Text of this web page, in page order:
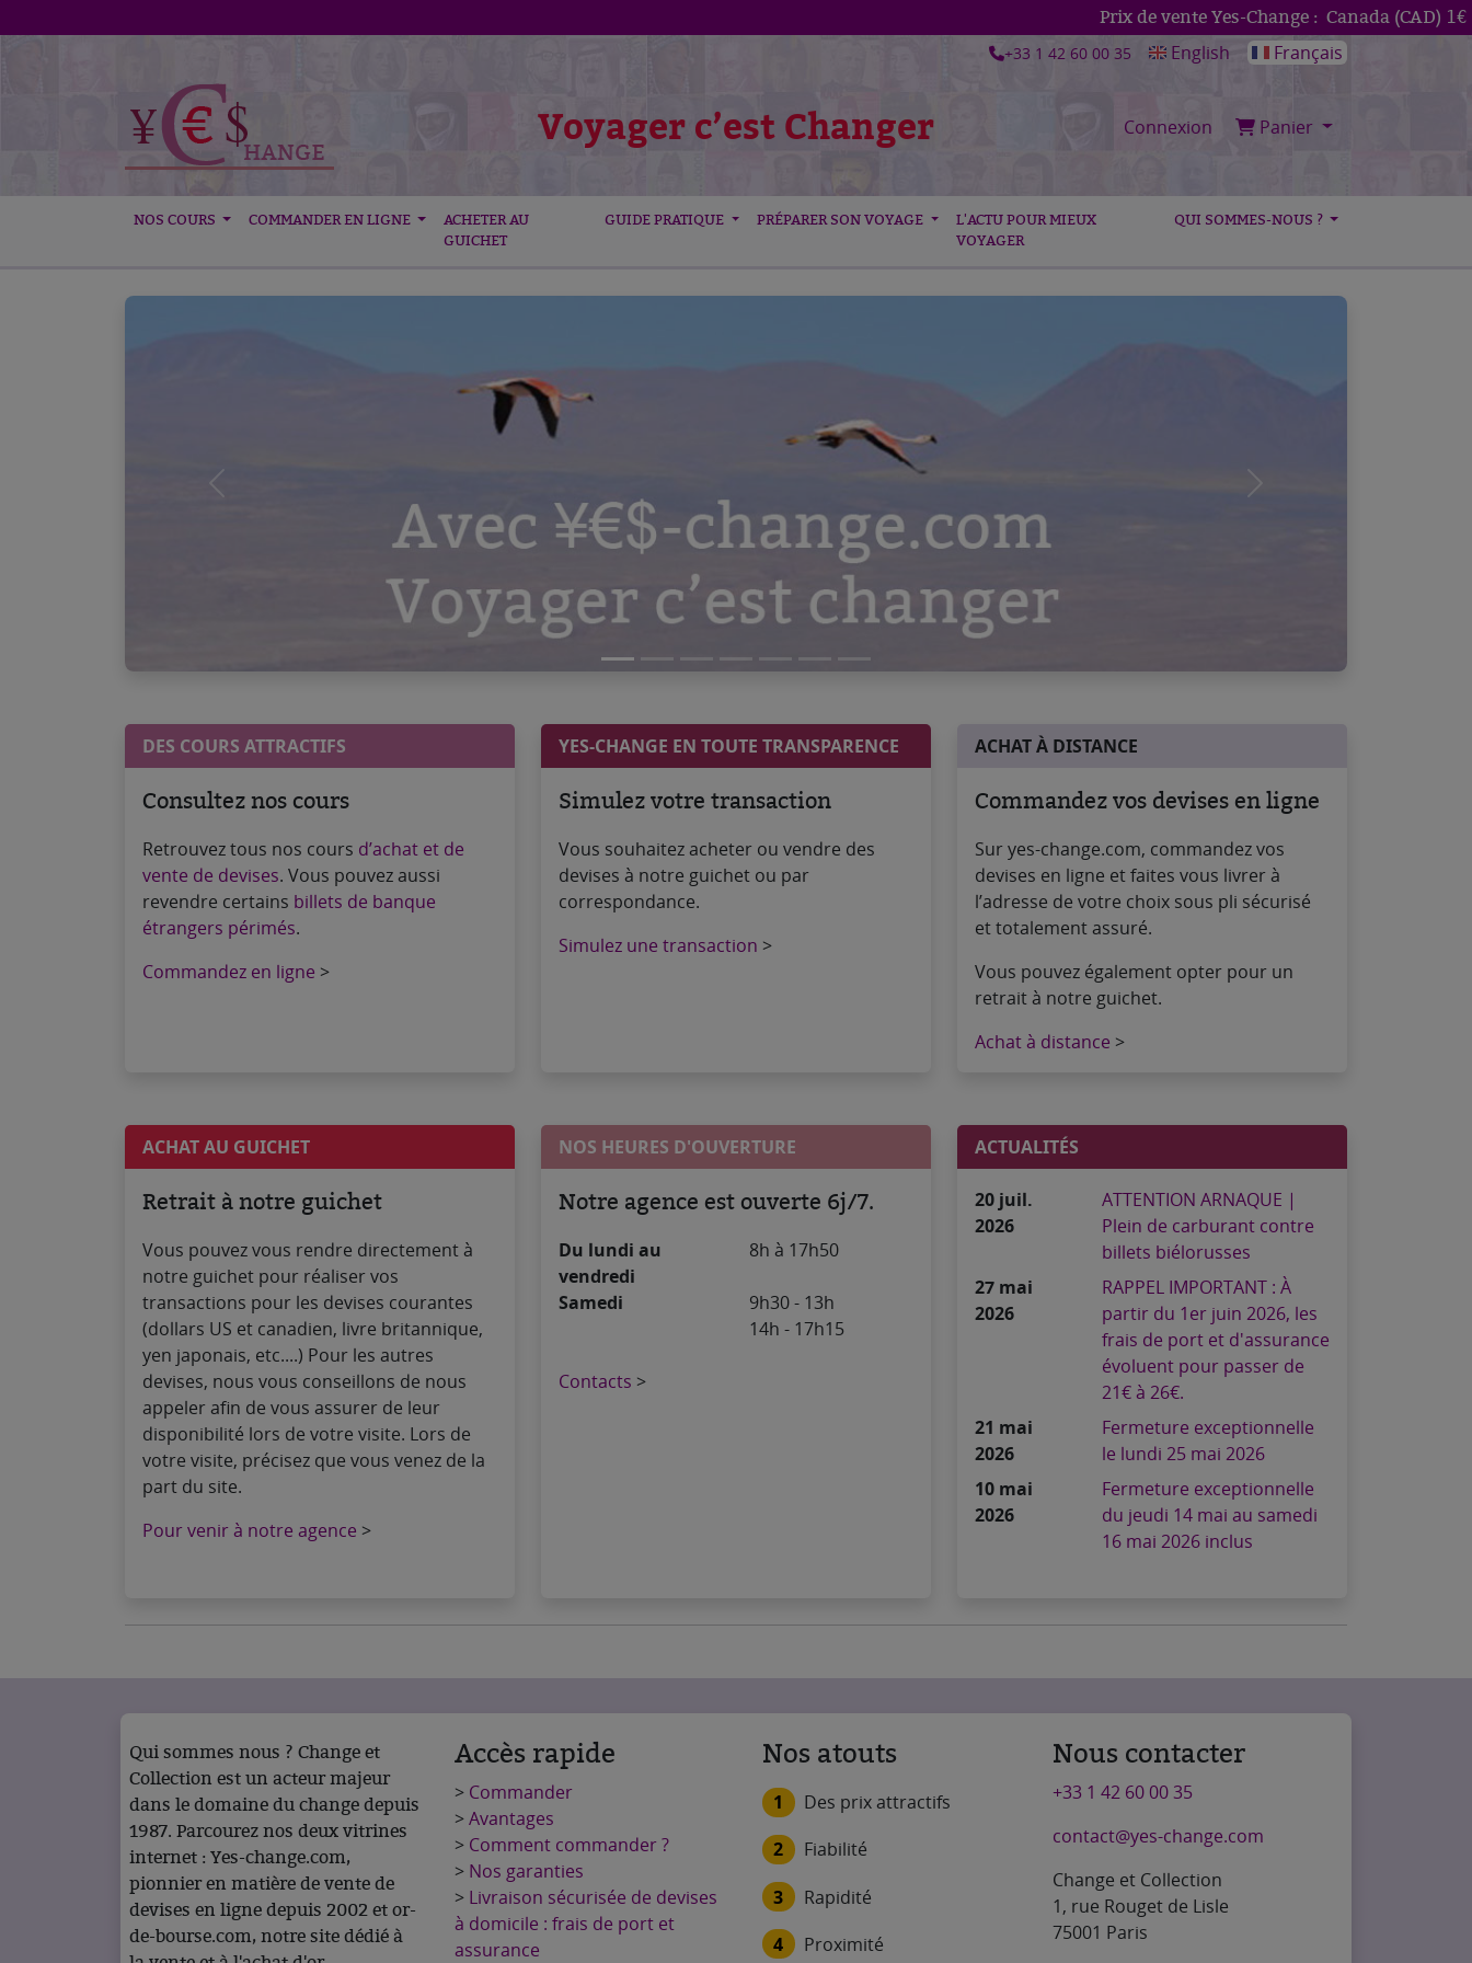
Prix de vente Yes-Change : Canada (CAD)1€ =
+33 1 42 60 00 35
English Français
Voyager c’est Changer Connexion Panier
NOS COURS COMMANDER EN LIGNE
ACHETER AU
GUICHET
GUIDE PRATIQUE PRÉPARER SON VOYAGE
L'ACTU POUR MIEUX
VOYAGER
QUI SOMMES-NOUS ?
Précédent Suivant
DES COURS ATTRACTIFS
Consultez nos cours
Retrouvez tous nos cours d’achat et de
vente de devises. Vous pouvez aussi
revendre certains billets de banque
étrangers périmés.
Commandez en ligne >
YES-CHANGE EN TOUTE TRANSPARENCE
Simulez votre transaction
Vous souhaitez acheter ou vendre des
devises à notre guichet ou par
correspondance.
Simulez une transaction >
ACHAT À DISTANCE
Commandez vos devises en ligne
Sur yes-change.com, commandez vos
devises en ligne et faites vous livrer à
l’adresse de votre choix sous pli sécurisé
et totalement assuré.
Vous pouvez également opter pour un
retrait à notre guichet.
Achat à distance >
ACHAT AU GUICHET
Retrait à notre guichet
Vous pouvez vous rendre directement à
notre guichet pour réaliser vos
transactions pour les devises courantes
(dollars US et canadien, livre britannique,
yen japonais, etc....) Pour les autres
devises, nous vous conseillons de nous
appeler afin de vous assurer de leur
disponibilité lors de votre visite. Lors de
votre visite, précisez que vous venez de la
part du site.
Pour venir à notre agence >
NOS HEURES D'OUVERTURE
Notre agence est ouverte 6j/7.
Du lundi au
vendredi
8h à 17h50
Samedi
9h30 - 13h
14h - 17h15
Contacts >
ACTUALITÉS
20 juil.
2026
ATTENTION ARNAQUE |
Plein de carburant contre
billets biélorusses
27 mai
2026
RAPPEL IMPORTANT : À
partir du 1er juin 2026, les
frais de port et d'assurance
évoluent pour passer de
21€ à 26€.
21 mai
2026
Fermeture exceptionnelle
le lundi 25 mai 2026
10 mai
2026
Fermeture exceptionnelle
du jeudi 14 mai au samedi
16 mai 2026 inclus
Qui sommes nous ? Change et
Collection est un acteur majeur
dans le domaine du change depuis
1987. Parcourez nos deux vitrines
internet : Yes-change.com,
pionnier en matière de vente de
devises en ligne depuis 2002 et or-
de-bourse.com, notre site dédié à
Accès rapide
> Commander
>Avantages
> Comment commander ?
> Nos garanties
> Livraison sécurisée de devises
à domicile : frais de port et
assurance
Nos atouts
1
Des prix attractifs
2
Fiabilité
3
Rapidité
4
Proximité
Nous contacter
+33 1 42 60 00 35
contact@yes-change.com
Change et Collection
1, rue Rouget de Lisle
75001 Paris